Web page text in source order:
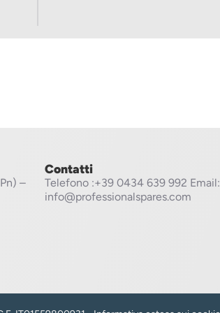
–
Contatti
Telefono :+39 0434 639 992 Email:
info@professionalspares.com